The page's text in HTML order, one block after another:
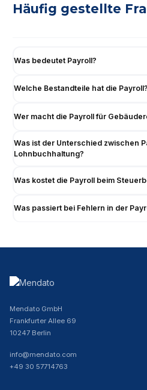
Häufig gestellte
Was bedeutet Payroll?
Welche Bestandteile hat die Payroll?
Wer macht die Payroll für
Was ist der Unterschied zwischen
Lohnbuchhaltung?
Was kostet die Payroll beim
Was passiert bei Fehlern in der
Mendato GmbH
Frankfurter Allee 69
10247 Berlin
info@mendato.com
+49 30 57714763